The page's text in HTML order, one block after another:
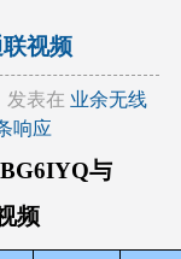
视频
发表在 业余无线
响应
与
频